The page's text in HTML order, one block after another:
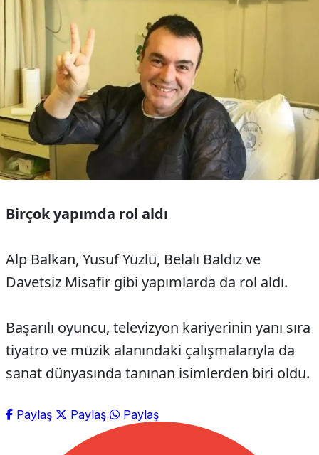
Birçok yapımda rol aldı
Alp Balkan, Yusuf Yüzlü, Belalı Baldız ve
Davetsiz Misafir gibi yapımlarda da rol aldı.
Başarılı oyuncu, televizyon kariyerinin yanı sıra
tiyatro ve müzik alanındaki çalışmalarıyla da
sanat dünyasında tanınan isimlerden biri oldu.
Paylaş Paylaş Paylaş